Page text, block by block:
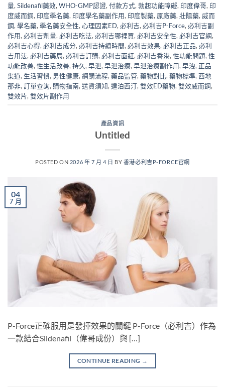
量, Sildenafil藥效, WHO-GMP認證, 付款方式, 勃起功能障礙, 印度偉哥, 印
度威而鋼, 印度學名藥, 印度學名藥副作用, 印度製藥, 原廠藥, 壯陽藥, 威而
鋼, 學名藥, 學名藥安全性, 心理因素ED, 必利吉, 必利吉P-Force, 必利吉副
作用, 必利吉劑量, 必利吉吃法, 必利吉哪裡買, 必利吉安全性, 必利吉官網,
必利吉心得, 必利吉成分, 必利吉持續時間, 必利吉效果, 必利吉正品, 必利
吉用法, 必利吉藥局, 必利吉訂購, 必利吉面紅, 必利吉香港, 性功能問題, 性
功能改善, 性生活改善, 持久, 早泄, 早泄治療, 早泄治療副作用, 早洩, 正品
渠道, 生活習慣, 男性健康, 網購流程, 藥品監管, 藥物對比, 藥物標準, 西地
那非, 訂單查詢, 購物指南, 送貨須知, 達泊西汀, 雙效ED藥物, 雙效威而鋼,
雙效片, 雙效片副作用
產品資訊
Untitled
POSTED ON 2026 年 7 月 4 日 BY 香港必利吉P-FORCE官網
04
7 月
P-Force正確服用是發揮效果的關鍵 P-Force（必利吉）作為
一款結合Sildenafil（偉哥成份）與 […]
CONTINUE READING →